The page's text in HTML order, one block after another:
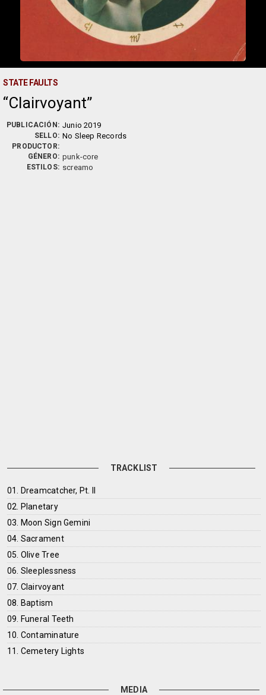
STATE FAULTS
Clairvoyant
PUBLICACIÓN: Junio 2019
SELLO: No Sleep Records
PRODUCTOR:
GÉNERO: punk-core
ESTILOS: screamo
TRACKLIST
01. Dreamcatcher, Pt. II
02. Planetary
03. Moon Sign Gemini
04. Sacrament
05. Olive Tree
06. Sleeplessness
07. Clairvoyant
08. Baptism
09. Funeral Teeth
10. Contaminature
11. Cemetery Lights
MEDIA